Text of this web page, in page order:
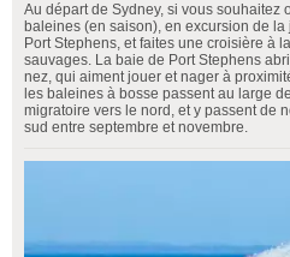
Au départ de Sydney, si vous souhaitez
baleines (en saison), en excursion de
Port Stephens, et faites une croisière à
sauvages. La baie de Port Stephens
nez, qui aiment jouer et nager à
les baleines à bosse passent au large
migratoire vers le nord, et y passent de
sud entre septembre et novembre.